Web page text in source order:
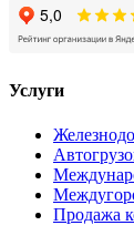
Услуги
Продажа